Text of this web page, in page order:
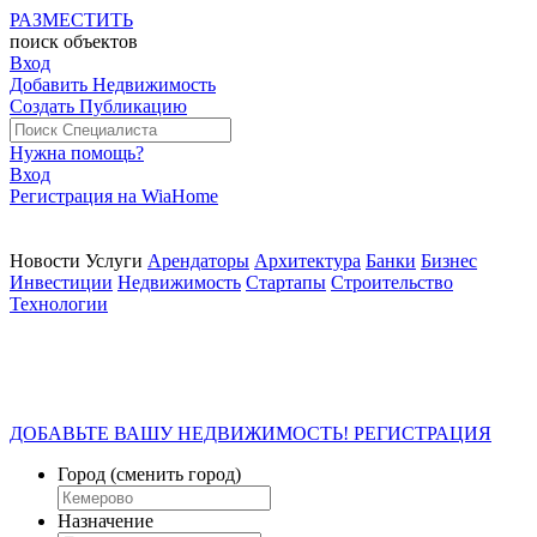
РАЗМЕСТИТЬ
поиск объектов
Вход
Добавить Недвижимость
Создать Публикацию
Нужна помощь?
Вход
Регистрация на WiaHome
Новости Услуги Арендаторы Архитектура Банки Бизнес
Инвестиции Недвижимость Стартапы Строительство
Технологии
ДОБАВЬТЕ ВАШУ НЕДВИЖИМОСТЬ! РЕГИСТРАЦИЯ
Город (сменить город)
Назначение